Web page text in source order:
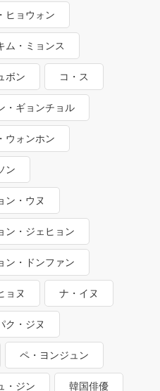
ヒョウォン
ム・ミョンス
ボン コ・ス
・ギョンチョル
ウォンホン
ン
ン・ウヌ
ン・ジェヒョン
ン・ドンファン
ョヌ ナ・イヌ
ク・ジヌ
ペ・ヨンジュン
・ジン 韓国俳優